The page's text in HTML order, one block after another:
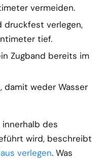
vermeiden.
druckfest verlegen,
tief.
Zugband bereits im
damit weder Wasser
des
wird, beschreibt
verlegen. Was